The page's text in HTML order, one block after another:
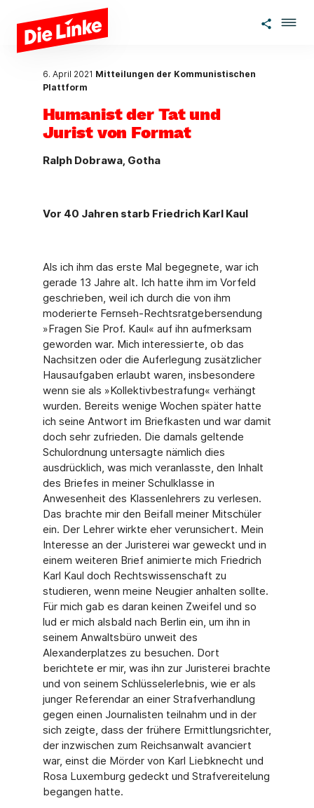
Zum Hauptinhalt springen
6. April 2021 Mitteilungen der Kommunistischen
Plattform
Humanist der Tat und
Jurist von Format
Ralph Dobrawa, Gotha
Vor 40 Jahren starb Friedrich Karl Kaul
Als ich ihm das erste Mal begegnete, war ich
gerade 13 Jahre alt. Ich hatte ihm im Vorfeld
geschrieben, weil ich durch die von ihm
moderierte Fernseh-Rechtsratgebersendung
»Fragen Sie Prof. Kaul« auf ihn aufmerksam
geworden war. Mich interessierte, ob das
Nachsitzen oder die Auferlegung zusätzlicher
Hausaufgaben erlaubt waren, insbesondere
wenn sie als »Kollektivbestrafung« verhängt
wurden. Bereits wenige Wochen später hatte
ich seine Antwort im Briefkasten und war damit
doch sehr zufrieden. Die damals geltende
Schulordnung untersagte nämlich dies
ausdrücklich, was mich veranlasste, den Inhalt
des Briefes in meiner Schulklasse in
Anwesenheit des Klassenlehrers zu verlesen.
Das brachte mir den Beifall meiner Mitschüler
ein. Der Lehrer wirkte eher verunsichert. Mein
Interesse an der Juristerei war geweckt und in
einem weiteren Brief animierte mich Friedrich
Karl Kaul doch Rechtswissenschaft zu
studieren, wenn meine Neugier anhalten sollte.
Für mich gab es daran keinen Zweifel und so
lud er mich alsbald nach Berlin ein, um ihn in
seinem Anwaltsbüro unweit des
Alexanderplatzes zu besuchen. Dort
berichtete er mir, was ihn zur Juristerei brachte
und von seinem Schlüsselerlebnis, wie er als
junger Referendar an einer Strafverhandlung
gegen einen Journalisten teilnahm und in der
sich zeigte, dass der frühere Ermittlungsrichter,
der inzwischen zum Reichsanwalt avanciert
war, einst die Mörder von Karl Liebknecht und
Rosa Luxemburg gedeckt und Strafvereitelung
begangen hatte.